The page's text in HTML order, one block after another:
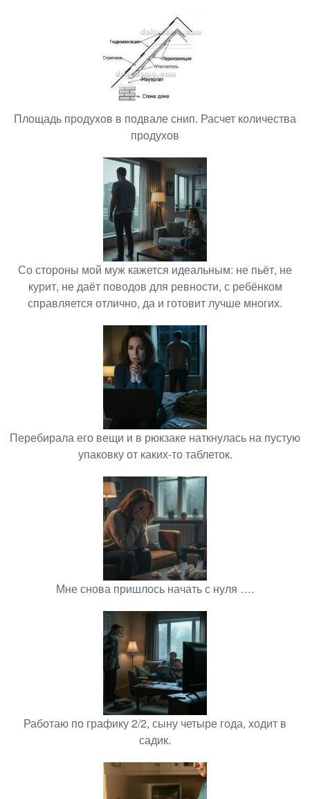
Площадь продухов в подвале снип. Расчет количества
продухов
Со стороны мой муж кажется идеальным: не пьёт, не
курит, не даёт поводов для ревности, с ребёнком
справляется отлично, да и готовит лучше многих.
Перебирала его вещи и в рюкзаке наткнулась на пустую
упаковку от каких-то таблеток.
Мне снова пришлось начать с нуля ….
Работаю по графику 2/2, сыну четыре года, ходит в
садик.